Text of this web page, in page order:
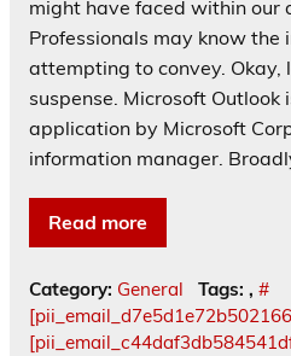
might have faced within our
Professionals may know the
attempting to convey. Okay,
suspense. Microsoft
application by Microsoft
information manager.
Read more
Category: General Tags: , #